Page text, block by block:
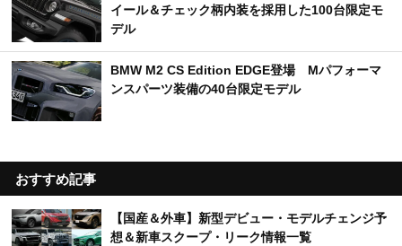
イール＆チェック柄内装を採用した100台限定モ
デル
BMW M2 CS Edition EDGE登場 Mパフォーマ
ンスパーツ装備の40台限定モデル
おすすめ記事
【国産＆外車】新型デビュー・モデルチェンジ予
想＆新車スクープ・リーク情報一覧